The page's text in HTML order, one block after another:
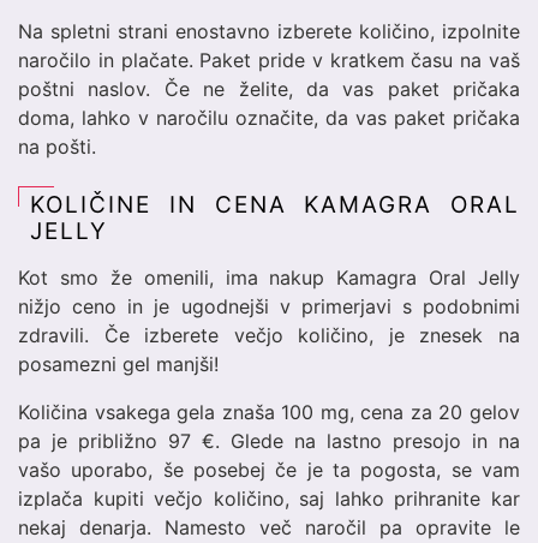
Na spletni strani enostavno izberete količino, izpolnite
naročilo in plačate. Paket pride v kratkem času na vaš
poštni naslov. Če ne želite, da vas paket pričaka
doma, lahko v naročilu označite, da vas paket pričaka
na pošti.
KOLIČINE IN CENA KAMAGRA ORAL
JELLY
Kot smo že omenili, ima nakup Kamagra Oral Jelly
nižjo ceno in je ugodnejši v primerjavi s podobnimi
zdravili. Če izberete večjo količino, je znesek na
posamezni gel manjši!
Količina vsakega gela znaša 100 mg, cena za 20 gelov
pa je približno 97 €. Glede na lastno presojo in na
vašo uporabo, še posebej če je ta pogosta, se vam
izplača kupiti večjo količino, saj lahko prihranite kar
nekaj denarja. Namesto več naročil pa opravite le